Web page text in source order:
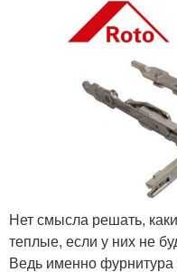
Нет смысла решать,
теплые, если у них не
Ведь именно